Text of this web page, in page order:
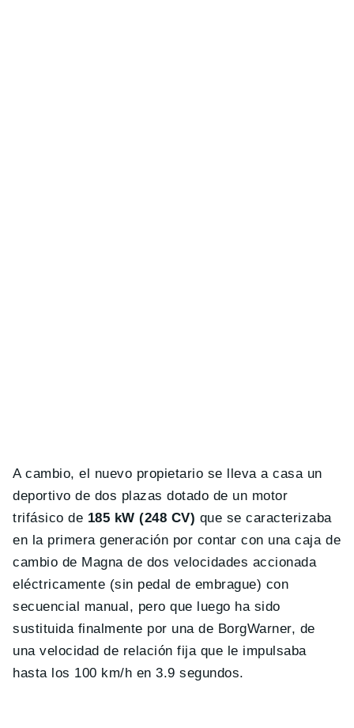
A cambio, el nuevo propietario se lleva a casa un
deportivo de dos plazas dotado de un motor
trifásico de 185 kW (248 CV) que se caracterizaba
en la primera generación por contar con una caja de
cambio de Magna de dos velocidades accionada
eléctricamente (sin pedal de embrague) con
secuencial manual, pero que luego ha sido
sustituida finalmente por una de BorgWarner, de
una velocidad de relación fija que le impulsaba
hasta los 100 km/h en 3.9 segundos.